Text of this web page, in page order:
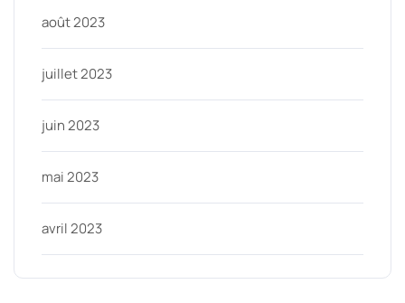
août 2023
juillet 2023
juin 2023
mai 2023
avril 2023